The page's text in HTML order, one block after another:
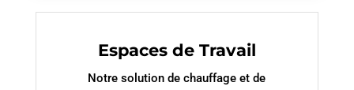
Espaces de Travail
Notre solution de chauffage et de